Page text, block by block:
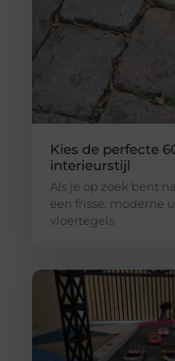
Kies de perfecte
interieurstijl
Als je op zoek bent
een frisse, moderne
vloertegels